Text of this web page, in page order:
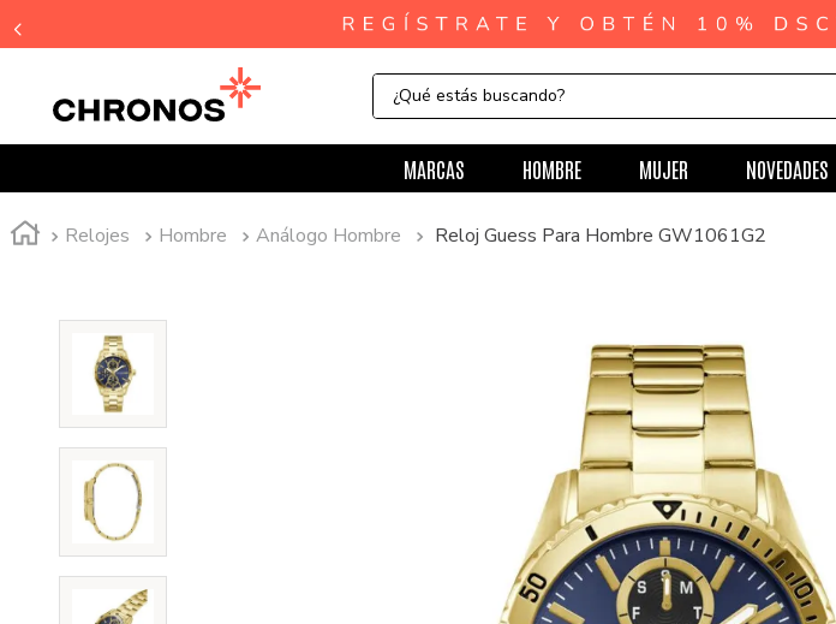
¿Qué estás buscando?
MARCAS HOMBRE MUJER NOVEDADES
Relojes Hombre Análogo Hombre Reloj Guess Para Hombre GW1061G2